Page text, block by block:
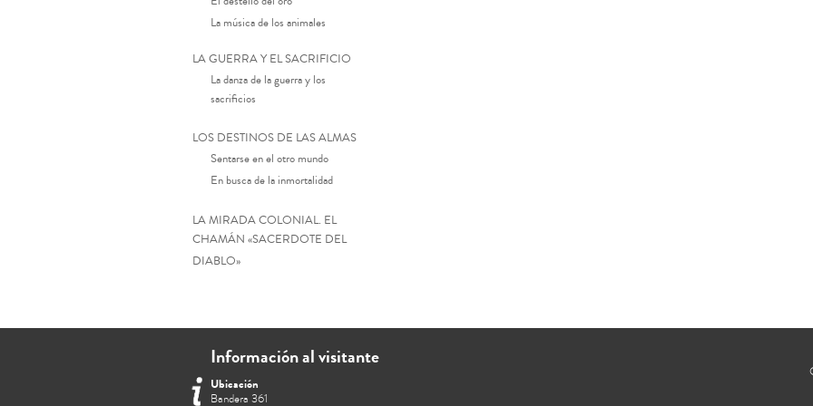
La música de los animales
LA GUERRA Y EL SACRIFICIO
La danza de la guerra y los
sacrificios
LOS DESTINOS DE LAS ALMAS
Sentarse en el otro mundo
En busca de la inmortalidad
LA MIRADA COLONIAL. EL
CHAMÁN «SACERDOTE DEL
DIABLO»
Información al visitante
Ubicación
Bandera 361